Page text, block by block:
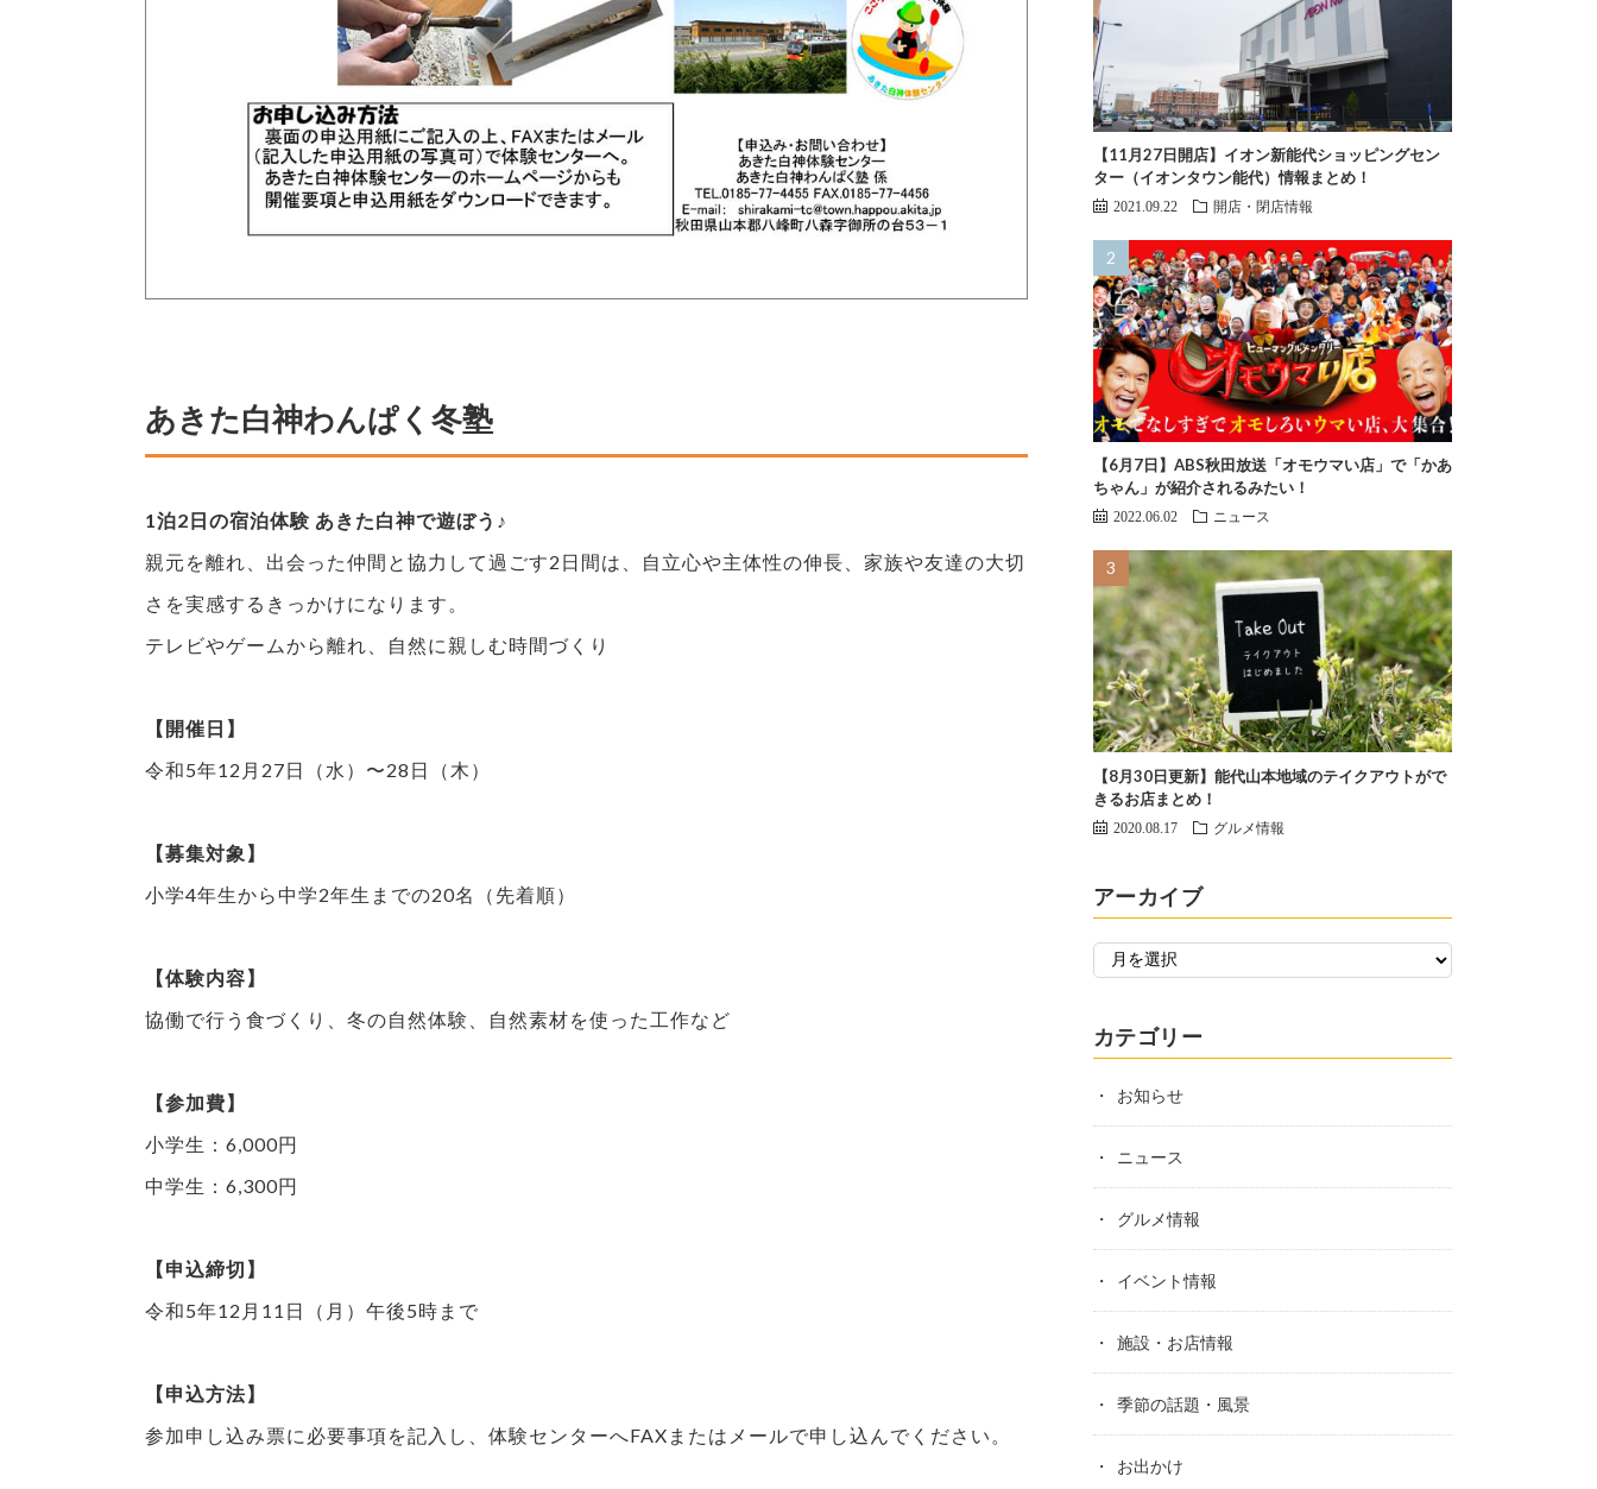
あきた白神わんぱく冬塾
1泊2日の宿泊体験 あきた白神で遊ぼう♪
親元を離れ、出会った仲間と協力して過ごす2日間は、自立心や主体性の伸長、家族や友達の大切
さを実感するきっかけになります。
テレビやゲームから離れ、自然に親しむ時間づくり
【開催日】
令和5年12月27日（水）〜28日（木）
【募集対象】
小学4年生から中学2年生までの20名（先着順）
【体験内容】
協働で行う食づくり、冬の自然体験、自然素材を使った工作など
【参加費】
小学生：6,000円
中学生：6,300円
【申込締切】
令和5年12月11日（月）午後5時まで
【申込方法】
参加申し込み票に必要事項を記入し、体験センターへFAXまたはメールで申し込んでください。
【11月27日開店】イオン新能代ショッピングセン
ター（イオンタウン能代）情報まとめ！
2021.09.22 開店・閉店情報
【6月7日】ABS秋田放送「オモウマい店」で「かあ
ちゃん」が紹介されるみたい！
2022.06.02 ニュース
【8月30日更新】能代山本地域のテイクアウトがで
きるお店まとめ！
2020.08.17 グルメ情報
アーカイブ
カテゴリー
お知らせ
ニュース
グルメ情報
イベント情報
施設・お店情報
季節の話題・風景
お出かけ